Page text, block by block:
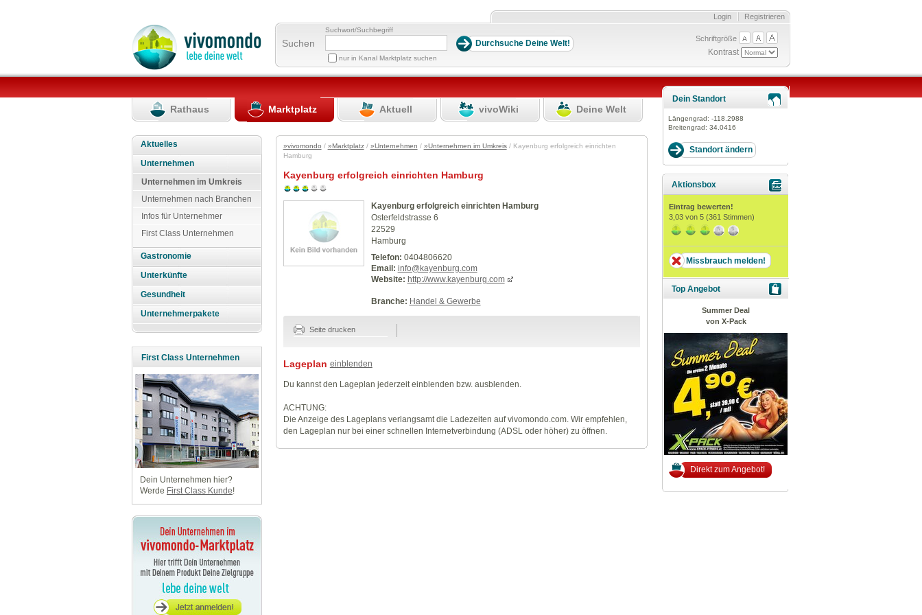
Registrieren
Login
Suchen
Suchwort/Suchbegriff
nur in Kanal Marktplatz suchen
Schriftgröße
Kontrast
Rathaus Marktplatz Aktuell vivoWiki Deine Welt
Aktuelles
Unternehmen
Unternehmen im Umkreis
Unternehmen nach Branchen
Infos für Unternehmer
First Class Unternehmen
Gastronomie
Unterkünfte
Gesundheit
Unternehmerpakete
First Class Unternehmen
Dein Unternehmen hier?
Werde First Class Kunde!
»vivomondo / »Marktplatz/ »Unternehmen / »Unternehmen im Umkreis/ Kayenburg erfolgreich einrichten
Hamburg
Kayenburg erfolgreich einrichten Hamburg
Kayenburg erfolgreich einrichten Hamburg
Osterfeldstrasse 6
22529
Hamburg
Telefon: 0404806620
Email: info@kayenburg.com
Website: http://www.kayenburg.com
Branche: Handel & Gewerbe
Seite drucken
Lageplan einblenden
Du kannst den Lageplan jederzeit einblenden bzw. ausblenden.
ACHTUNG:
Die Anzeige des Lageplans verlangsamt die Ladezeiten auf vivomondo.com. Wir empfehlen,
den Lageplan nur bei einer schnellen Internetverbindung (ADSL oder höher) zu öffnen.
Dein Standort
Längengrad: -118.2988
Breitengrad: 34.0416
Aktionsbox
Eintrag bewerten!
3,03 von 5 (361 Stimmen)
Missbrauch melden!
Top Angebot
Summer Deal
von X-Pack
Direkt zum Angebot!